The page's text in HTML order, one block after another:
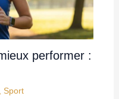
performer :
, Sport